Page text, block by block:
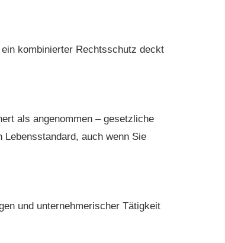
kombinierter Rechtsschutz deckt
als angenommen – gesetzliche
auch wenn Sie
und unternehmerischer Tätigkeit